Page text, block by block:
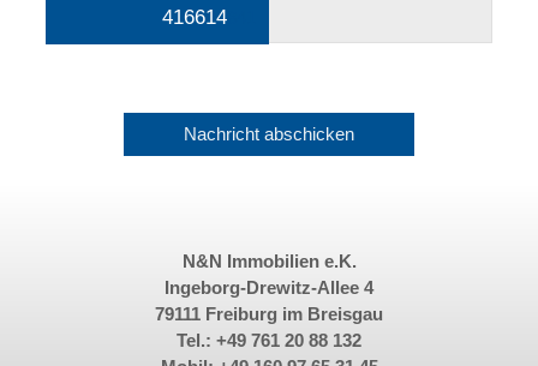
416614841
N&N Immobilien e.K.
Ingeborg-Drewitz-Allee 4
79111 Freiburg im Breisgau
Tel.: +49 761 20 88 132